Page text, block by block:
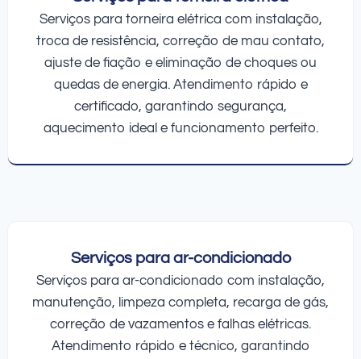
Serviços para torneira elétrica com instalação,
troca de resistência, correção de mau contato,
ajuste de fiação e eliminação de choques ou
quedas de energia. Atendimento rápido e
certificado, garantindo segurança,
aquecimento ideal e funcionamento perfeito.
Serviços para ar-condicionado
Serviços para ar-condicionado com instalação,
manutenção, limpeza completa, recarga de gás,
correção de vazamentos e falhas elétricas.
Atendimento rápido e técnico, garantindo